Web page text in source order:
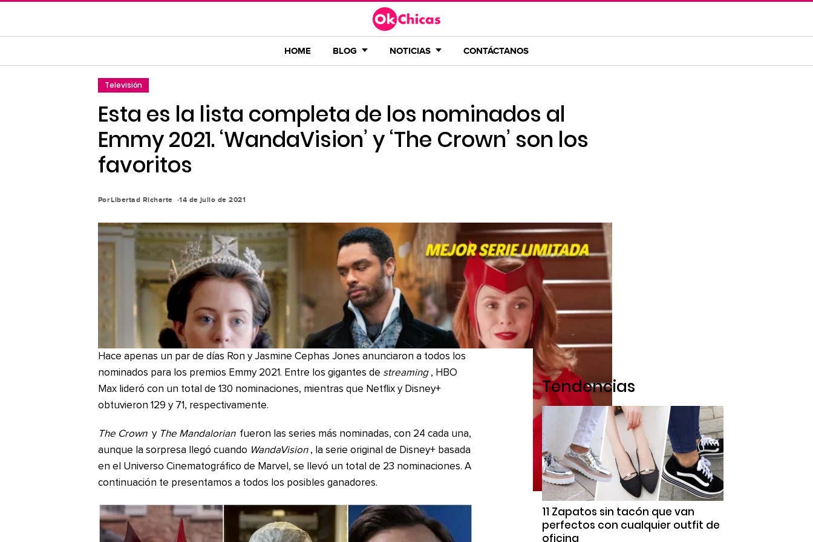
contenido
HOME BLOG NOTICIAS CONTÁCTANOS
Televisión
Esta es la lista completa de los nominados al
Emmy 2021. ‘WandaVision’ y ‘The Crown’ son los
favoritos
PorLibertad Richarte 14 de julio de 2021
Hace apenas un par de días Ron y Jasmine Cephas Jones anunciaron a todos los
nominados para los premios Emmy 2021. Entre los gigantes de streaming , HBO
Max lideró con un total de 130 nominaciones, mientras que Netflix y Disney+
obtuvieron 129 y 71, respectivamente.
The Crown y The Mandalorian fueron las series más nominadas, con 24 cada una,
aunque la sorpresa llegó cuando WandaVision , la serie original de Disney+ basada
en el Universo Cinematográfico de Marvel, se llevó un total de 23 nominaciones. A
continuación te presentamos a todos los posibles ganadores.
Tendencias
11 Zapatos sin tacón que van
perfectos con cualquier outfit de
oficina